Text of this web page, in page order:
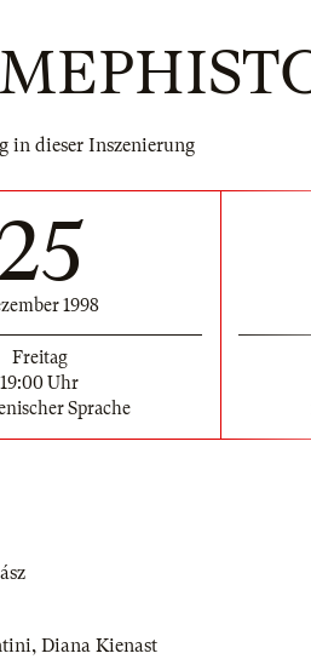
in dieser Inszenierung
1998
Freitag
19:00 Uhr
Sprache
, Diana Kienast